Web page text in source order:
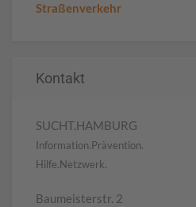
Straßenverkehr
Kontakt
SUCHT.HAMBURG
Information.Prävention.
Hilfe.Netzwerk.
Baumeisterstr. 2